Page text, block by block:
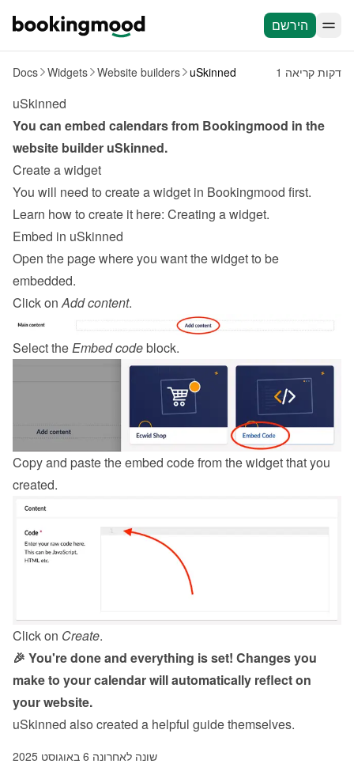
הירשם
Docs Widgets Website builders uSkinned 1 דקות קריאה
uSkinned
You can embed calendars from Bookingmood in the
website builder uSkinned.
Create a widget
You will need to create a widget in Bookingmood first.
Learn how to create it here: Creating a widget.
Embed in uSkinned
Open the page where you want the widget to be
embedded.
Click on Add content.
Select the Embed code block.
Copy and paste the embed code from the widget that you
created.
Click on Create.
🎉 You're done and everything is set! Changes you
make to your calendar will automatically reflect on
your website.
uSkinned also created a helpful guide themselves.
שונה לאחרונה 6 באוגוסט 2025